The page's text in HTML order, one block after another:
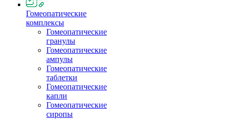
Гомеопатические
комплексы
Гомеопатические
гранулы
Гомеопатические
ампулы
Гомеопатические
таблетки
Гомеопатические
капли
Гомеопатические
сиропы